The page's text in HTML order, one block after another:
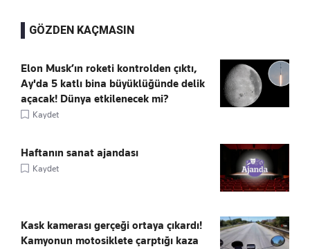
GÖZDEN KAÇMASIN
Elon Musk’ın roketi kontrolden çıktı,
Ay'da 5 katlı bina büyüklüğünde delik
açacak! Dünya etkilenecek mi?
Kaydet
Haftanın sanat ajandası
Kaydet
Kask kamerası gerçeği ortaya çıkardı!
Kamyonun motosiklete çarptığı kaza